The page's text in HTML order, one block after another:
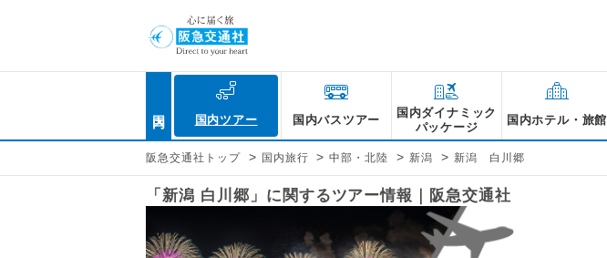
国内ツアー 国内バスツアー
国内ダイナミック
パッケージ
国内ホテル・旅館
阪急交通社トップ > 国内旅行 > 中部・北陸 > 新潟 > 新潟 白川郷
「新潟 白川郷」に関するツアー情報｜阪急交通社